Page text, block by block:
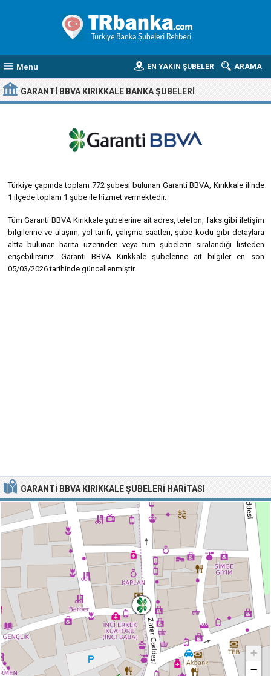
Menu ARAMA
EN YAKIN ŞUBELER
GARANTI BBVA KIRIKKALE BANKA ŞUBELERI
Türkiye çapında toplam 772 şubesi bulunan Garanti BBVA, Kırıkkale ilinde
1 ilçede toplam 1 şube ile hizmet vermektedir.
Tüm Garanti BBVA Kırıkkale şubelerine ait adres, telefon, faks gibi iletişim
bilgilerine ve ulaşım, yol tarifi, çalışma saatleri, şube kodu gibi detaylara
altta bulunan harita üzerinden veya tüm şubelerin sıralandığı listeden
erişebilirsiniz. Garanti BBVA Kırıkkale şubelerine ait bilgiler en son
05/03/2026 tarihinde güncellenmiştir.
GARANTI BBVA KIRIKKALE ŞUBELERI HARITASI
+
−